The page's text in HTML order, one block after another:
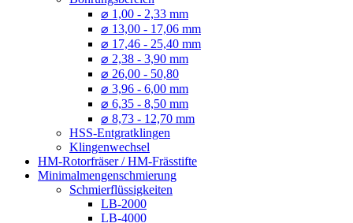
⌀ 1,00 - 2,33 mm
⌀ 13,00 - 17,06 mm
⌀ 17,46 - 25,40 mm
⌀ 2,38 - 3,90 mm
⌀ 26,00 - 50,80
⌀ 3,96 - 6,00 mm
⌀ 6,35 - 8,50 mm
⌀ 8,73 - 12,70 mm
HSS-Entgratklingen
Klingenwechsel
HM-Rotorfräser / HM-Frässtifte
Minimalmengenschmierung
Schmierflüssigkeiten
LB-2000
LB-4000